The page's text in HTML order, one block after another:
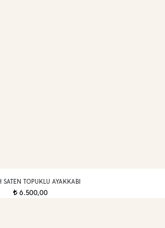
SATEN TOPUKLU AYAKKABI
t 6.500,00